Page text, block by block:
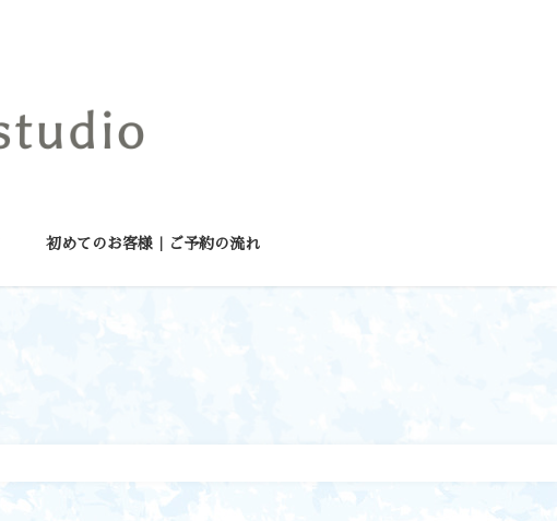
初めてのお客様｜ご予約の流れ